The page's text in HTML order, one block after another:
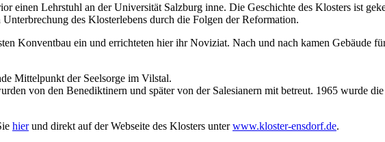
einen Lehrstuhl an der Universität Salzburg inne. Die Geschichte des Klosters ist
des Klosterlebens durch die Folgen der Reformation.
Konventbau ein und errichteten hier ihr Noviziat. Nach und nach kamen Gebäude
Mittelpunkt der Seelsorge im Vilstal.
von den Benediktinern und später von der Salesianern mit betreut. 1965 wurde
hierund direkt auf der Webseite des Klosters unterwww.kloster-ensdorf.de.